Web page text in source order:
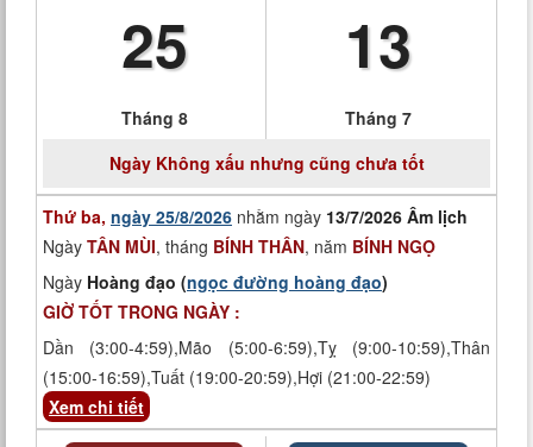
25
Tháng 8
13
Tháng 7
NgàyKhông xấu nhưng cũng chưa tốt
Thứ ba, ngày 25/8/2026 nhằm ngày 13/7/2026 Âm lịch
Ngày TÂN MÙI, tháng BÍNH THÂN, năm BÍNH NGỌ
Ngày Hoàng đạo (ngọc đường hoàng đạo)
GIỜ TỐT TRONG NGÀY :
Dần (3:00-4:59),Mão (5:00-6:59),Tỵ (9:00-10:59),Thân
(15:00-16:59),Tuất (19:00-20:59),Hợi (21:00-22:59)
Xem chi tiết